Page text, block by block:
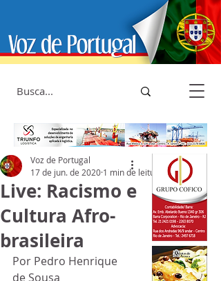
Live: Racismo e
Cultura Afro-
brasileira
Voz de Portugal
17 de jun. de 2020 1 min de leitura
Por Pedro Henrique
de Sousa